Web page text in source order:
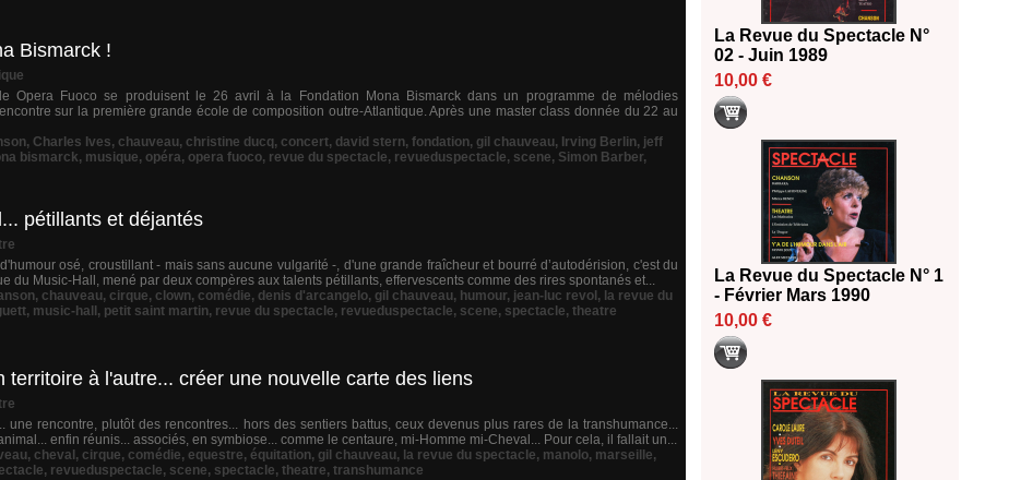
Bismarck !
Opera Fuoco se produisent le 26 avril à la Fondation Mona Bismarck dans un programme de mélodies
sur la première grande école de composition outre-Atlantique. Après une master class donnée du 22 au
, Charles Ives, chauveau, christine ducq, concert, david stern, fondation, gil chauveau, Irving Berlin, jeff
bismarck, musique, opéra, opera fuoco, revue du spectacle, revueduspectacle, scene, Simon Barber,
pétillants et déjantés
osé, croustillant - mais sans aucune vulgarité -, d'une grande fraîcheur et bourré d’autodérision, c'est du
du Music-Hall, mené par deux compères aux talents pétillants, effervescents comme des rires spontanés et...
, chauveau, cirque, clown, comédie, denis d'arcangelo, gil chauveau, humour, jean-luc revol , la revue du
, music-hall , petit saint martin, revue du spectacle, revueduspectacle, scene, spectacle, theatre
à l'autre... créer une nouvelle carte des liens
une rencontre, plutôt des rencontres... hors des sentiers battus, ceux devenus plus rares de la transhumance...
enfin réunis... associés, en symbiose... comme le centaure, mi-Homme mi-Cheval... Pour cela, il fallait un...
, cheval , cirque, comédie, equestre, équitation, gil chauveau, la revue du spectacle, manolo, marseille,
, revueduspectacle, scene, spectacle, theatre, transhumance
La Revue du Spectacle N°
02 - Juin 1989
10,00 €
La Revue du Spectacle N° 1
- Février Mars 1990
10,00 €